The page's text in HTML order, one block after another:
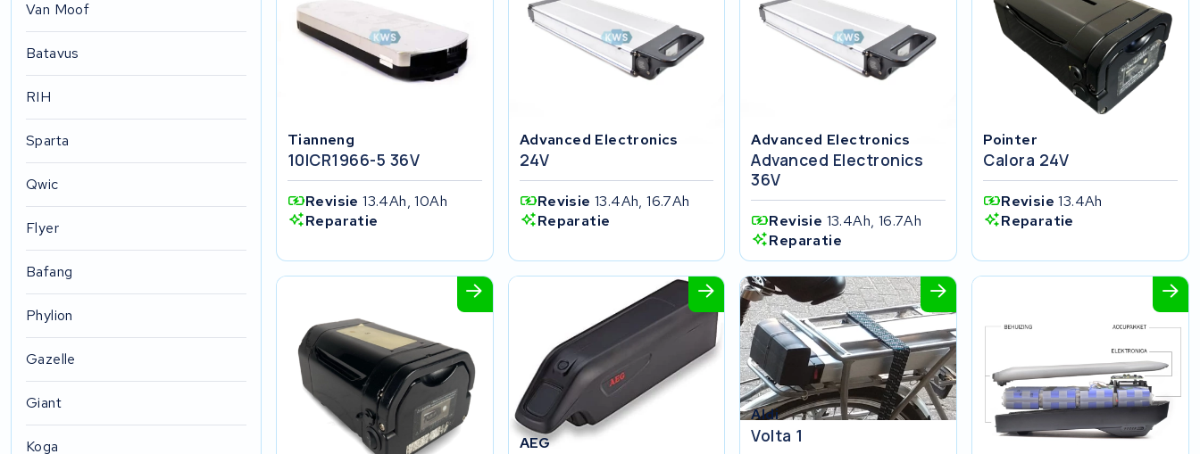
Van Moof
Batavus
RIH
Sparta
Qwic
Flyer
Bafang
Phylion
Gazelle
Giant
Koga
Tianneng
10ICR1966-5 36V
Revisie13.4Ah, 10Ah
Reparatie
Advanced Electronics
24V
Revisie 13.4Ah, 16.7Ah
Reparatie
Advanced Electronics
Advanced Electronics
36V
Revisie 13.4Ah, 16.7Ah
Reparatie
Pointer
Calora 24V
Revisie13.4Ah
Reparatie
AEG
Aldi
Volta 1